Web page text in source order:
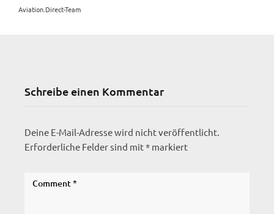
Aviation.Direct-Team
Schreibe einen Kommentar
Deine E-Mail-Adresse wird nicht veröffentlicht.
Erforderliche Felder sind mit* markiert